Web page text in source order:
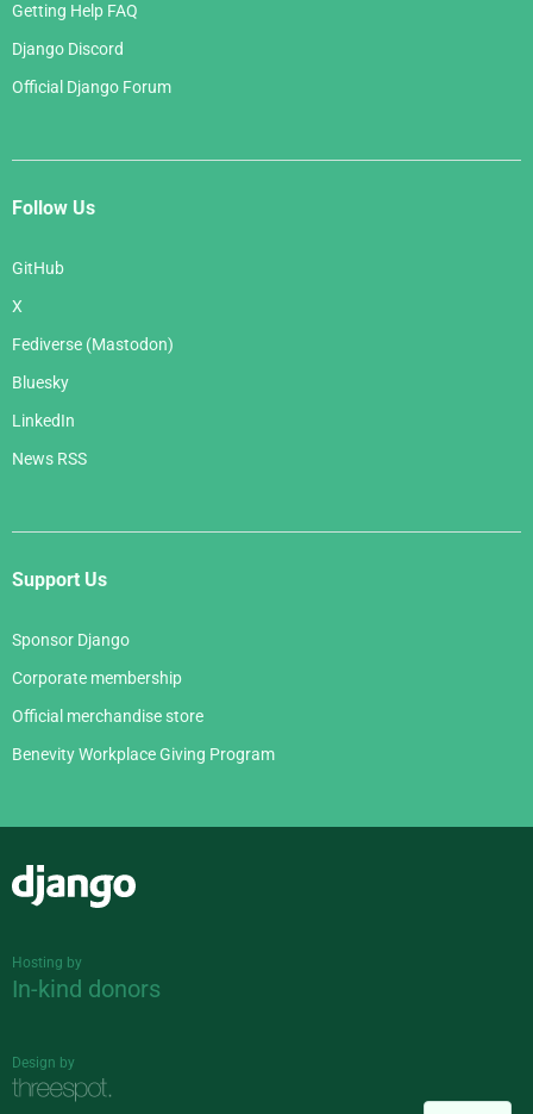
Getting Help FAQ
Django Discord
Official Django Forum
Follow Us
GitHub
X
Fediverse (Mastodon)
Bluesky
LinkedIn
News RSS
Support Us
Sponsor Django
Corporate membership
Official merchandise store
Benevity Workplace Giving Program
Hosting by
In-kind donors
Design by